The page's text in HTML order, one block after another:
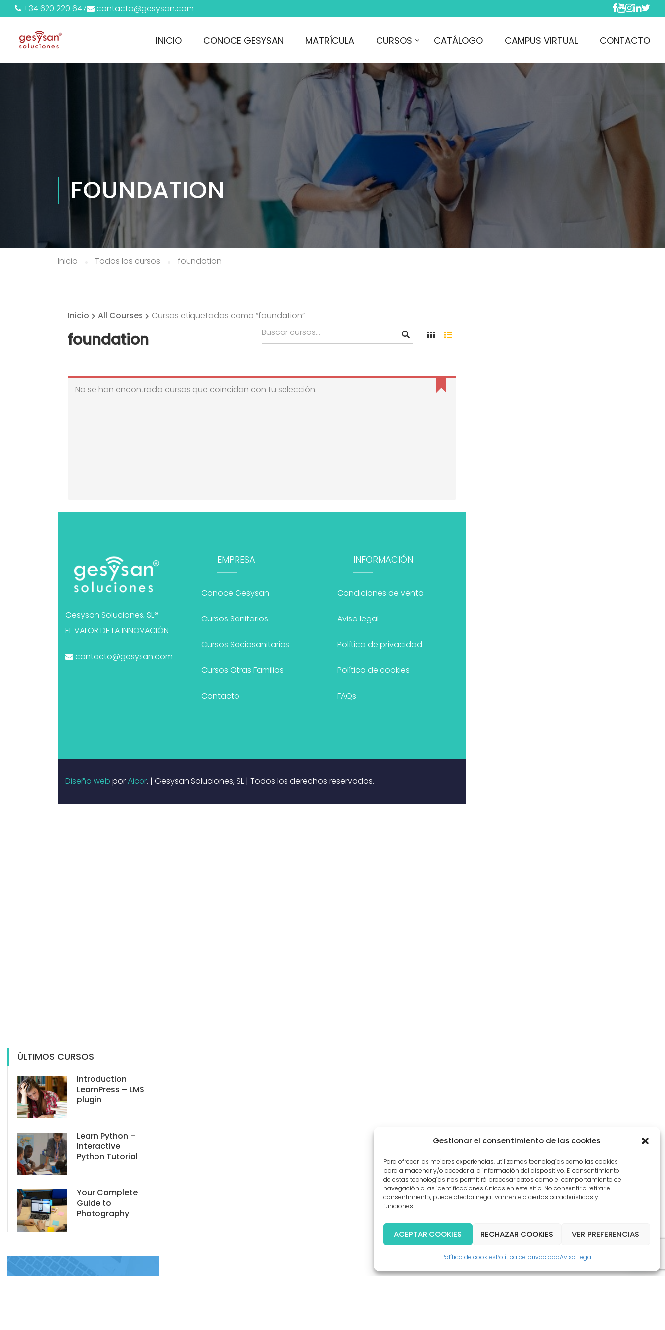
Gestionar el consentimiento de las cookies
Para ofrecer las mejores experiencias, utilizamos tecnologías como las cookies
para almacenar y/o acceder a la información del dispositivo. El consentimiento
de estas tecnologías nos permitirá procesar datos como el comportamiento de
navegación o las identificaciones únicas en este sitio. No consentir o retirar el
consentimiento, puede afectar negativamente a ciertas características y
funciones.
ACEPTAR COOKIES RECHAZAR COOKIES VER PREFERENCIAS
Política de cookiesPolítica de privacidadAviso Legal
+34 620 220 647 contacto@gesysan.com
INICIO CONOCE GESYSAN MATRÍCULA CURSOS CATÁLOGO CAMPUS VIRTUAL CONTACTO
FOUNDATION
Inicio Todos los cursos foundation
Inicio All Courses Cursos etiquetados como “foundation”
foundation
No se han encontrado cursos que coincidan con tu selección.
Gesysan Soluciones, SL®
EL VALOR DE LA INNOVACIÓN
contacto@gesysan.com
EMPRESA
Conoce Gesysan
Cursos Sanitarios
Cursos Sociosanitarios
Cursos Otras Familias
Contacto
INFORMACIÓN
Condiciones de venta
Aviso legal
Política de privacidad
Política de cookies
FAQs
Diseño web porAicor. | Gesysan Soluciones, SL | Todos los derechos reservados.
ÚLTIMOS CURSOS
Introduction
LearnPress – LMS
plugin
Learn Python –
Interactive
Python Tutorial
Your Complete
Guide to
Photography